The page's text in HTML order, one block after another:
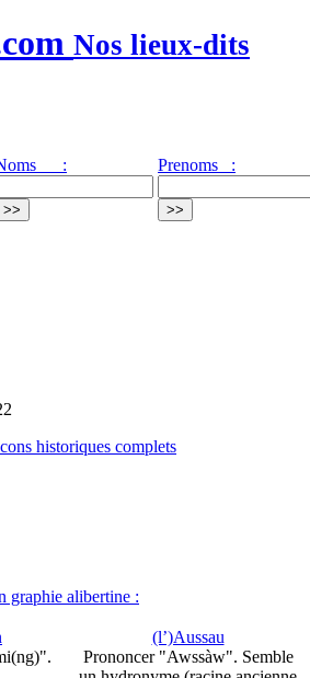
Nos lieux-dits
: Prenoms :
historiques complets
graphie alibertine :
(l’)Aussau
Prononcer "Awssàw". Semble